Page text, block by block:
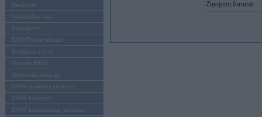
Pasākumi
Vadāmības tests
Autosports
BMWPower aktuāli
Reklāmas raksti
Mēneša BMW
Sērijveida tūnings
BMW pasaules jaunumi
BMW koncepti
BMW konkurentu jaunumi
Ziņojumi forumā: